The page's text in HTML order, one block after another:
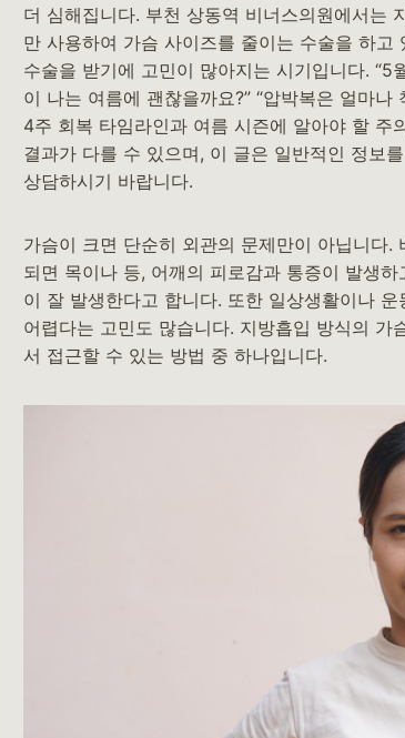
더 심해집니다. 부천 상동역 비너스의원에서는
만 사용하여 가슴 사이즈를 줄이는 수술을 하
수술을 받기에 고민이 많아지는 시기입니다. “5
이 나는 여름에 괜찮을까요?” “압박복은 얼마
4주 회복 타임라인과 여름 시즌에 알아야 할 주
결과가 다를 수 있으며, 이 글은 일반적인 정보
상담하시기 바랍니다.
가슴이 크면 단순히 외관의 문제만이 아닙니다
되면 목이나 등, 어깨의 피로감과 통증이 발생
이 잘 발생한다고 합니다. 또한 일상생활이나
어렵다는 고민도 많습니다. 지방흡입 방식의
서 접근할 수 있는 방법 중 하나입니다.